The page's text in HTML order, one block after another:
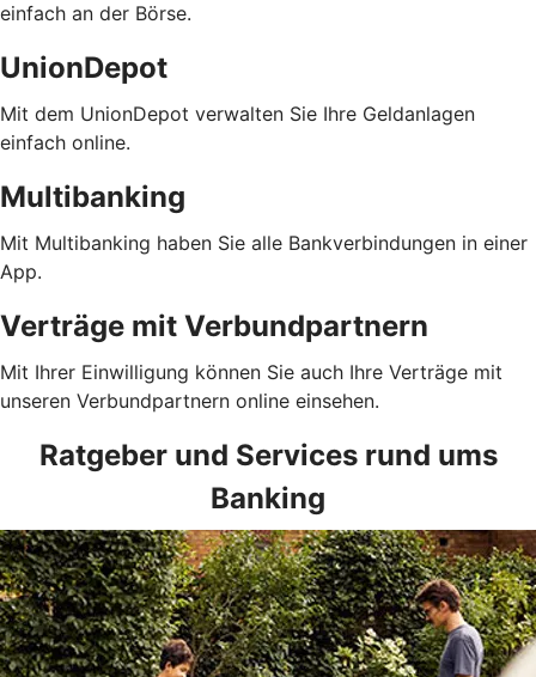
einfach an der Börse.
UnionDepot
Mit dem UnionDepot verwalten Sie Ihre Geldanlagen
einfach online.
Multibanking
Mit Multibanking haben Sie alle Bankverbindungen in einer
App.
Verträge mit Verbundpartnern
Mit Ihrer Einwilligung können Sie auch Ihre Verträge mit
unseren Verbundpartnern online einsehen.
Ratgeber und Services rund ums
Banking